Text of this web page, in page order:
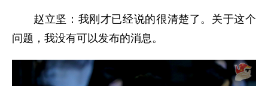
赵立坚：我刚才已经说的很清楚了。关于这个
问题，我没有可以发布的消息。